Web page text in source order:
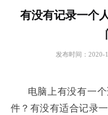
有没有记录一个
发布时间：2020-
电脑上有没有一
件 ？ 有没有适合记录